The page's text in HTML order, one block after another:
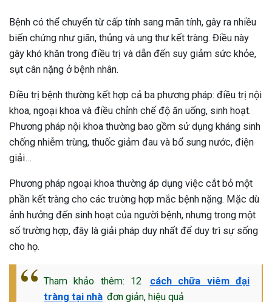
Bệnh có thể chuyển từ cấp tính sang mãn tính, gây ra nhiều
biến chứng như giãn, thủng và ung thư kết tràng. Điều này
gây khó khăn trong điều trị và dẫn đến suy giảm sức khỏe,
sụt cân nặng ở bệnh nhân.
Điều trị bệnh thường kết hợp cả ba phương pháp: điều trị nội
khoa, ngoại khoa và điều chỉnh chế độ ăn uống, sinh hoạt.
Phương pháp nội khoa thường bao gồm sử dụng kháng sinh
chống nhiễm trùng, thuốc giảm đau và bổ sung nước, điện
giải…
Phương pháp ngoại khoa thường áp dụng việc cắt bỏ một
phần kết tràng cho các trường hợp mắc bệnh nặng. Mặc dù
ảnh hưởng đến sinh hoạt của người bệnh, nhưng trong một
số trường hợp, đây là giải pháp duy nhất để duy trì sự sống
cho họ.
Tham khảo thêm: 12
cách chữa viêm đại
tràng tại nhà đơn giản, hiệu quả